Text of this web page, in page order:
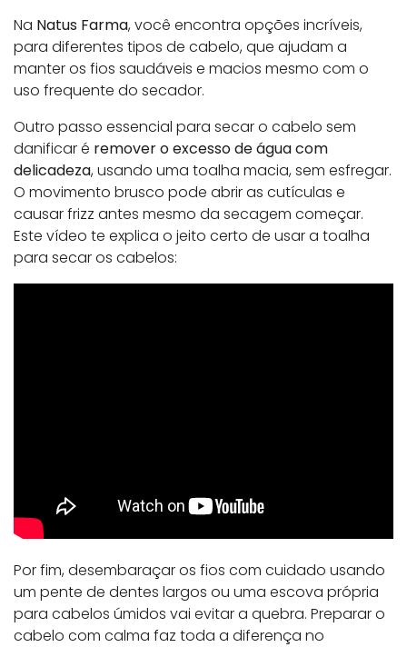
Na Natus Farma, você encontra opções incríveis,
para diferentes tipos de cabelo, que ajudam a
manter os fios saudáveis e macios mesmo com o
uso frequente do secador.
Outro passo essencial para secar o cabelo sem
danificar é remover o excesso de água com
delicadeza, usando uma toalha macia, sem esfregar.
O movimento brusco pode abrir as cutículas e
causar frizz antes mesmo da secagem começar.
Este vídeo te explica o jeito certo de usar a toalha
para secar os cabelos:
Por fim, desembaraçar os fios com cuidado usando
um pente de dentes largos ou uma escova própria
para cabelos úmidos vai evitar a quebra. Preparar o
cabelo com calma faz toda a diferença no